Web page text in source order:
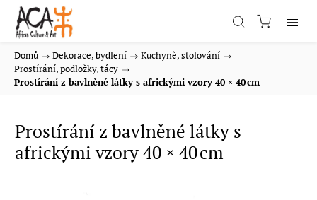
Domů / Dekorace, bydlení / Kuchyně, stolování /
Prostírání, podložky, tácy /
Prostírání z bavlněné látky s africkými vzory 40 × 40 cm
Prostírání z bavlněné látky s
africkými vzory 40 × 40 cm